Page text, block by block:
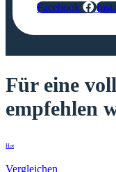
Facebook
Für eine
empfehlen
Hot
Vergleichen